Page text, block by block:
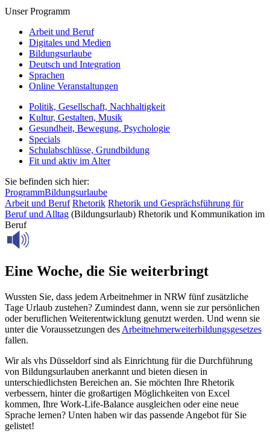
Unser Programm
Arbeit und Beruf
Digitales und Medien
Bildungsurlaube
Deutsch und Integration
Sprachen
Online Veranstaltungen
Politik, Gesellschaft, Nachhaltigkeit
Kultur, Gestalten, Musik
Gesundheit, Bewegung, Psychologie
Specials
Schulabschlüsse, Grundbildung
Fit und aktiv im Alter
Sie befinden sich hier:
ProgrammBildungsurlaube
Arbeit und Beruf Rhetorik Rhetorik und Gesprächsführung für
Beruf und Alltag (Bildungsurlaub) Rhetorik und Kommunikation im
Beruf
Eine Woche, die Sie weiterbringt
Wussten Sie, dass jedem Arbeitnehmer in NRW fünf zusätzliche
Tage Urlaub zustehen? Zumindest dann, wenn sie zur persönlichen
oder beruflichen Weiterentwicklung genutzt werden. Und wenn sie
unter die Voraussetzungen des Arbeitnehmerweiterbildungsgesetzes
fallen.
Wir als vhs Düsseldorf sind als Einrichtung für die Durchführung
von Bildungsurlauben anerkannt und bieten diesen in
unterschiedlichsten Bereichen an. Sie möchten Ihre Rhetorik
verbessern, hinter die großartigen Möglichkeiten von Excel
kommen, Ihre Work-Life-Balance ausgleichen oder eine neue
Sprache lernen? Unten haben wir das passende Angebot für Sie
gelistet!